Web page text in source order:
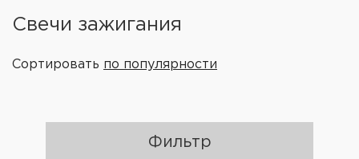
Свечи зажигания
Сортировать по популярности
Фильтр